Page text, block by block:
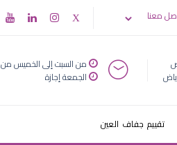
معنا
من السبت إلى الخميس من 9 ص إلى 10 م
الجمعة إجازة
تقييم جفاف العين